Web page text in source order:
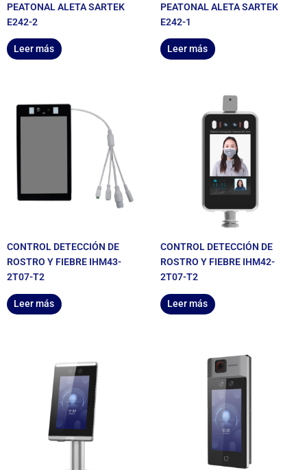
PEATONAL ALETA SARTEK
E242-2
Leer más
PEATONAL ALETA SARTEK
E242-1
Leer más
CONTROL DETECCIÓN DE
ROSTRO Y FIEBRE IHM43-
2T07-T2
Leer más
CONTROL DETECCIÓN DE
ROSTRO Y FIEBRE IHM42-
2T07-T2
Leer más